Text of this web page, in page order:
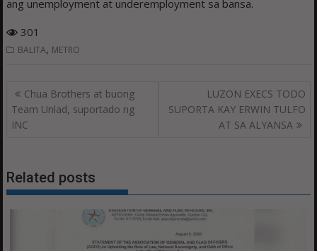
ang unemployment at underemployment sa bansa.
301
BALITA, METRO
Post
navigation
Chua Brothers at buong
Team Unlad, suportado ng
INC
LUZON EXECS TODO
SUPORTA KAY ERWIN TULFO
AT SA ALYANSA
Related posts